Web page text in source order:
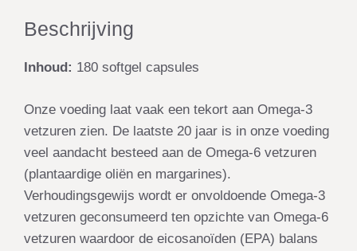
Beschrijving
Inhoud: 180 softgel capsules
Onze voeding laat vaak een tekort aan Omega-3
vetzuren zien. De laatste 20 jaar is in onze voeding
veel aandacht besteed aan de Omega-6 vetzuren
(plantaardige oliën en margarines).
Verhoudingsgewijs wordt er onvoldoende Omega-3
vetzuren geconsumeerd ten opzichte van Omega-6
vetzuren waardoor de eicosanoïden (EPA) balans